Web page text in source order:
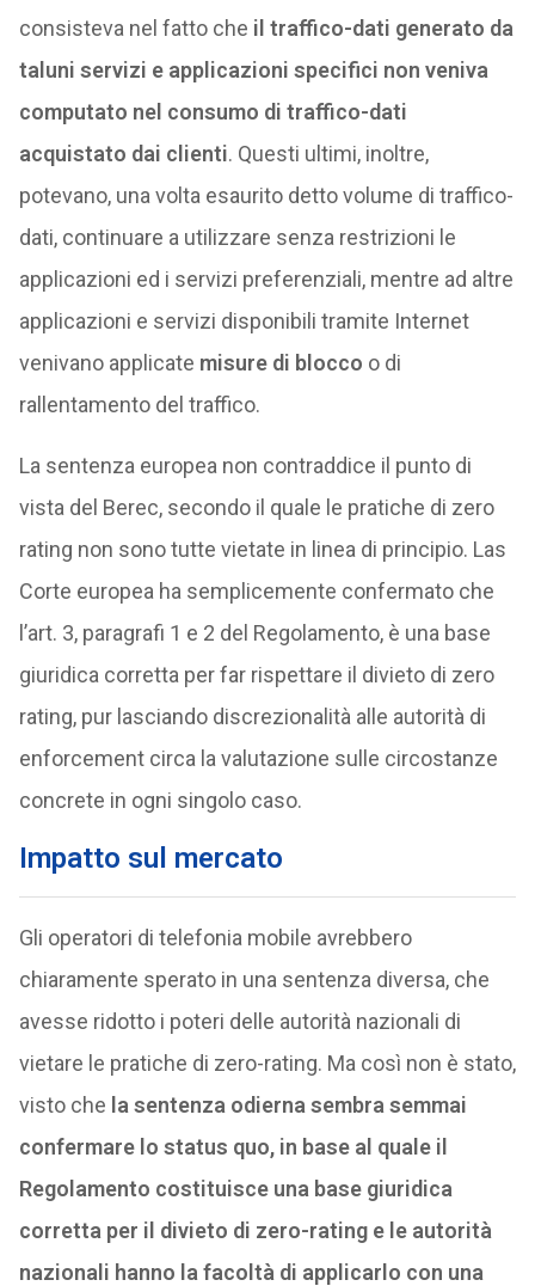
consisteva nel fatto che il traffico-dati generato da
taluni servizi e applicazioni specifici non veniva
computato nel consumo di traffico-dati
acquistato dai clienti. Questi ultimi, inoltre,
potevano, una volta esaurito detto volume di traffico-
dati, continuare a utilizzare senza restrizioni le
applicazioni ed i servizi preferenziali, mentre ad altre
applicazioni e servizi disponibili tramite Internet
venivano applicate misure di blocco o di
rallentamento del traffico.
La sentenza europea non contraddice il punto di
vista del Berec, secondo il quale le pratiche di zero
rating non sono tutte vietate in linea di principio. Las
Corte europea ha semplicemente confermato che
l’art. 3, paragrafi 1 e 2 del Regolamento, è una base
giuridica corretta per far rispettare il divieto di zero
rating, pur lasciando discrezionalità alle autorità di
enforcement circa la valutazione sulle circostanze
concrete in ogni singolo caso.
Impatto sul mercato
Gli operatori di telefonia mobile avrebbero
chiaramente sperato in una sentenza diversa, che
avesse ridotto i poteri delle autorità nazionali di
vietare le pratiche di zero-rating. Ma così non è stato,
visto che la sentenza odierna sembra semmai
confermare lo status quo, in base al quale il
Regolamento costituisce una base giuridica
corretta per il divieto di zero-rating e le autorità
nazionali hanno la facoltà di applicarlo con una